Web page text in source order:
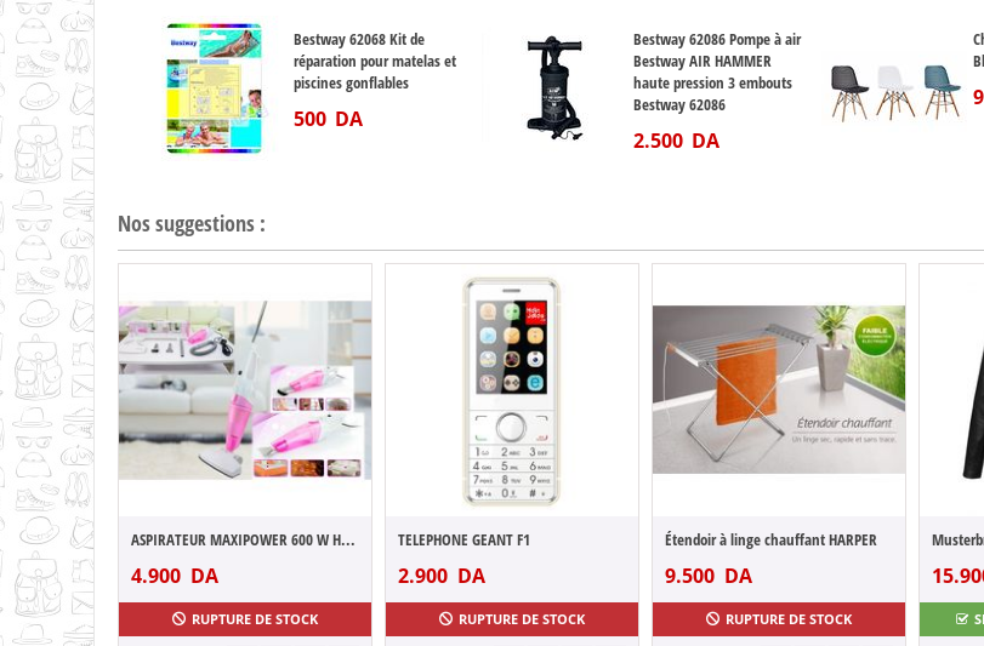
Bestway 62068 Kit de
réparation pour matelas et
piscines gonflables
500 DA
Bestway 62086 Pompe à air
Bestway AIR HAMMER
haute pression 3 embouts
Bestway 62086
2.500 DA
Nos suggestions :
ASPIRATEUR MAXIPOWER 600 W HVC60-SL1600
4.900 DA
RUPTURE DE STOCK
TELEPHONE GEANT F1
2.900 DA
RUPTURE DE STOCK
Étendoir à linge chauffant HARPER
9.500 DA
RUPTURE DE STOCK
-34%
Gomme Dépilatoire Facile à Utiliser - San...
2.900 DA
SÉLECTIONNER OPTIONS
9.200DA